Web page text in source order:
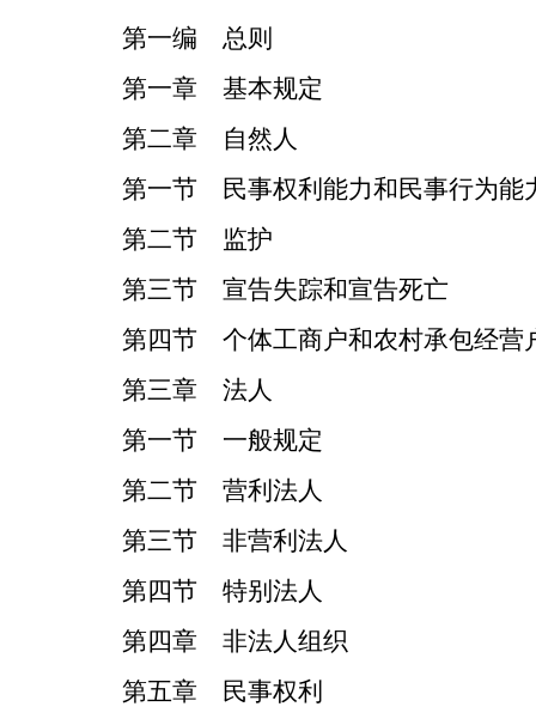
第一编 总则
第一章 基本规定
第二章 自然人
第一节 民事权利能力和民事行为能
第二节 监护
第三节 宣告失踪和宣告死亡
第四节 个体工商户和农村承包经营
第三章 法人
第一节 一般规定
第二节 营利法人
第三节 非营利法人
第四节 特别法人
第四章 非法人组织
第五章 民事权利